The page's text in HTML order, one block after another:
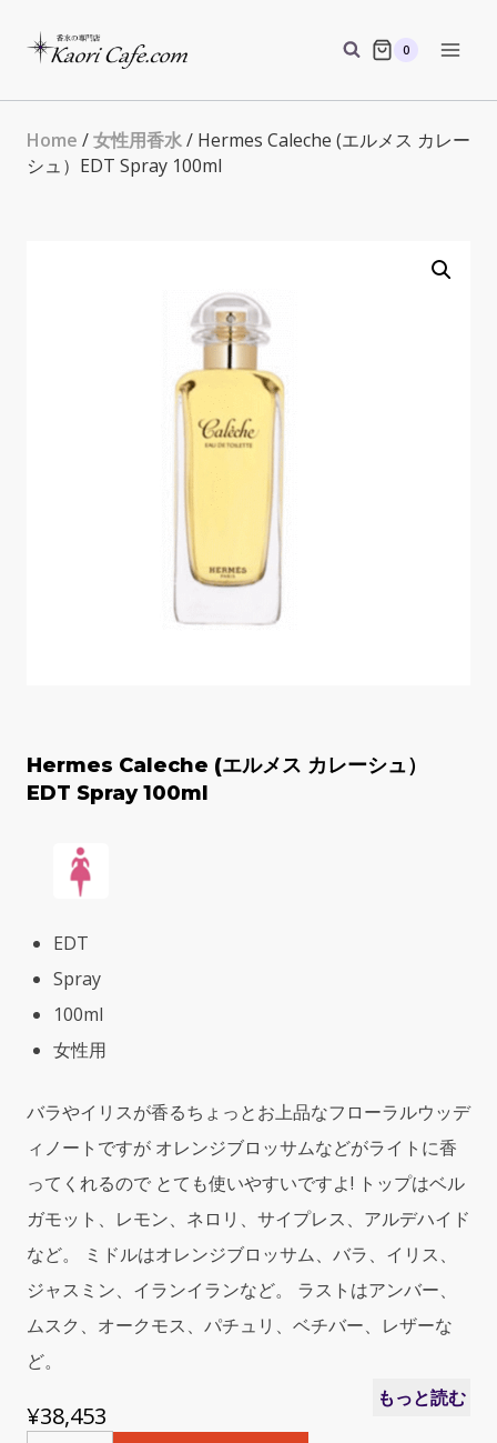
0
Home /女性用香水/ Hermes Caleche (エルメス カレー
シュ）EDT Spray 100ml
Hermes Caleche (エルメス カレーシュ）
EDT Spray 100ml
EDT
Spray
100ml
女性用
バラやイリスが香るちょっとお上品なフローラルウッデ
ィノートですが オレンジブロッサムなどがライトに香
ってくれるので とても使いやすいですよ! トップはベル
ガモット、レモン、ネロリ、サイプレス、アルデハイド
など。 ミドルはオレンジブロッサム、バラ、イリス、
ジャスミン、イランイランなど。 ラストはアンバー、
ムスク、オークモス、パチュリ、ベチバー、レザーな
ど。
もっと読む
¥38,453